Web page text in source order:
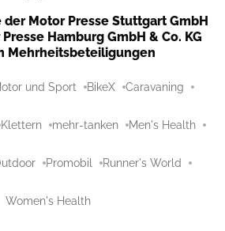
Motor Presse Stuttgart GmbH
Hamburg GmbH & Co. KG
Mehrheitsbeteiligungen
und Sport BikeX Caravaning
Klettern mehr-tanken Men's Health
Promobil Runner's World
Women's Health